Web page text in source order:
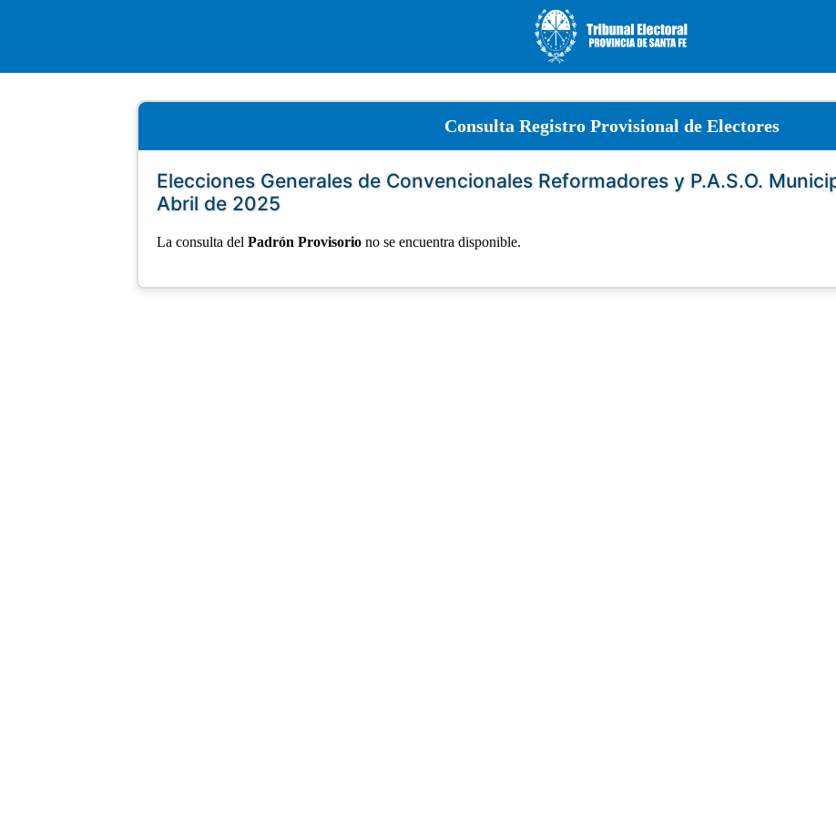
Consulta Registro Provisional de Electores
Elecciones Generales de Convencionales Reformadores y P.A.S.O.
Abril de 2025
La consulta del Padrón Provisorio no se encuentra disponible.